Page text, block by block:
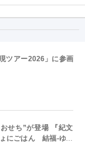
ツアー2026」に参画
せち”が登場 『紀文
にごはん 結福-ゆい